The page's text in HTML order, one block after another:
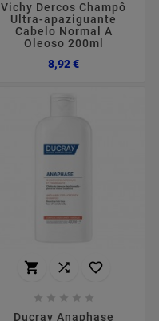
Vichy Dercos Champô
Ultra-apaziguante
Cabelo Normal A
Oleoso 200ml
8,92 €Preço
  
    
Ducray Anaphase